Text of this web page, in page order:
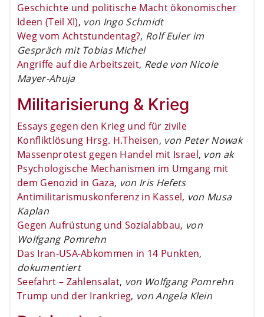
Geschichte und politische Macht ökonomischer
Ideen (Teil XI), von Ingo Schmidt
Weg vom Achtstundentag?, Rolf Euler im
Gespräch mit Tobias Michel
Angriffe auf die Arbeitszeit, Rede von Nicole
Mayer-Ahuja
Militarisierung & Krieg
Essays gegen den Krieg und für zivile
Konfliktlösung Hrsg. H.Theisen, von Peter Nowak
Massenprotest gegen Handel mit Israel, von ak
Psychologische Mechanismen im Umgang mit
dem Genozid in Gaza, von Iris Hefets
Antimilitarismuskonferenz in Kassel, von Musa
Kaplan
Gegen Aufrüstung und Sozialabbau, von
Wolfgang Pomrehn
Das Iran-USA-Abkommen in 14 Punkten,
dokumentiert
Seefahrt – Zahlensalat, von Wolfgang Pomrehn
Trump und der Irankrieg, von Angela Klein